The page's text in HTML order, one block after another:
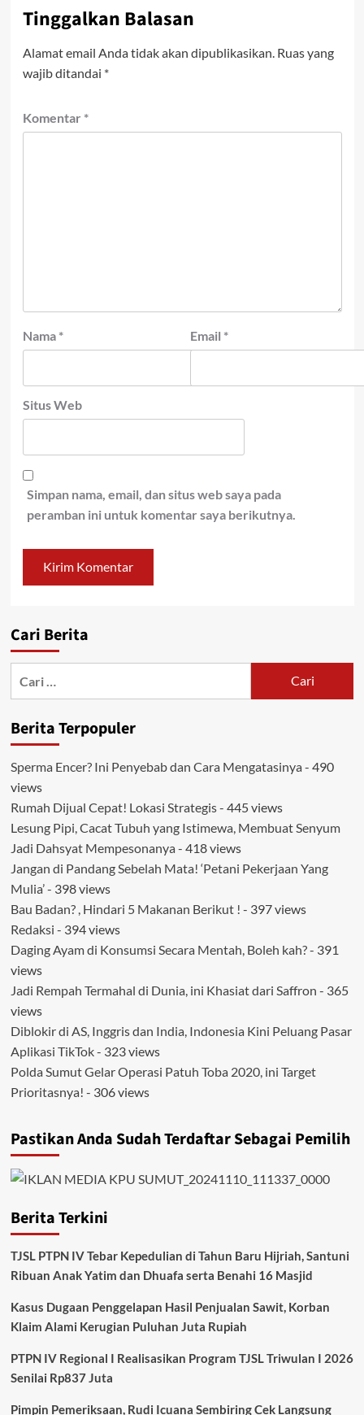
Tinggalkan Balasan
Alamat email Anda tidak akan dipublikasikan. Ruas yang
wajib ditandai *
Komentar *
Nama * Email *
Situs Web
Simpan nama, email, dan situs web saya pada
peramban ini untuk komentar saya berikutnya.
Cari Berita
Berita Terpopuler
Sperma Encer? Ini Penyebab dan Cara Mengatasinya - 490
views
Rumah Dijual Cepat! Lokasi Strategis- 445 views
Lesung Pipi, Cacat Tubuh yang Istimewa, Membuat Senyum
Jadi Dahsyat Mempesonanya - 418 views
Jangan di Pandang Sebelah Mata! ‘Petani Pekerjaan Yang
Mulia’- 398 views
Bau Badan? , Hindari 5 Makanan Berikut ! - 397 views
Redaksi - 394 views
Daging Ayam di Konsumsi Secara Mentah, Boleh kah?- 391
views
Jadi Rempah Termahal di Dunia, ini Khasiat dari Saffron - 365
views
Diblokir di AS, Inggris dan India, Indonesia Kini Peluang Pasar
Aplikasi TikTok- 323 views
Polda Sumut Gelar Operasi Patuh Toba 2020, ini Target
Prioritasnya! - 306 views
Pastikan Anda Sudah Terdaftar Sebagai Pemilih
Berita Terkini
TJSL PTPN IV Tebar Kepedulian di Tahun Baru Hijriah, Santuni
Ribuan Anak Yatim dan Dhuafa serta Benahi 16 Masjid
Kasus Dugaan Penggelapan Hasil Penjualan Sawit, Korban
Klaim Alami Kerugian Puluhan Juta Rupiah
PTPN IV Regional I Realisasikan Program TJSL Triwulan I 2026
Senilai Rp837 Juta
Pimpin Pemeriksaan, Rudi Icuana Sembiring Cek Langsung